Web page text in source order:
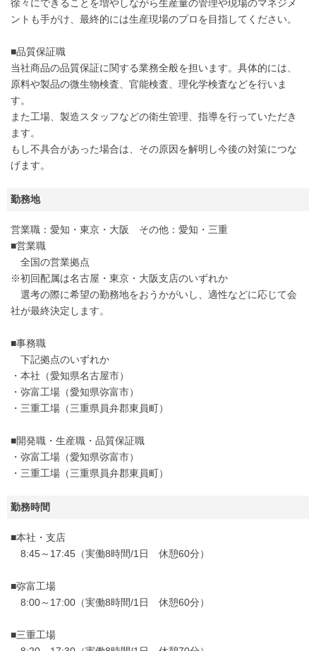
徐々にできることを増やしながら生産量の管理や現場のマネジメ
ントも手がけ、最終的には生産現場のプロを目指してください。
■品質保証職
当社商品の品質保証に関する業務全般を担います。具体的には、
原料や製品の微生物検査、官能検査、理化学検査などを行いま
す。
また工場、製造スタッフなどの衛生管理、指導を行っていただき
ます。
もし不具合があった場合は、その原因を解明し今後の対策につな
げます。
勤務地
営業職：愛知・東京・大阪 その他：愛知・三重
■営業職
全国の営業拠点
※初回配属は名古屋・東京・大阪支店のいずれか
選考の際に希望の勤務地をおうかがいし、適性などに応じて会
社が最終決定します。
■事務職
下記拠点のいずれか
・本社（愛知県名古屋市）
・弥富工場（愛知県弥富市）
・三重工場（三重県員弁郡東員町）
■開発職・生産職・品質保証職
・弥富工場（愛知県弥富市）
・三重工場（三重県員弁郡東員町）
勤務時間
■本社・支店
8:45～17:45（実働8時間/1日 休憩60分）
■弥富工場
8:00～17:00（実働8時間/1日 休憩60分）
■三重工場